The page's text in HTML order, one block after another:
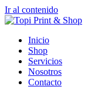
Ir al contenido
Inicio
Shop
Servicios
Nosotros
Contacto